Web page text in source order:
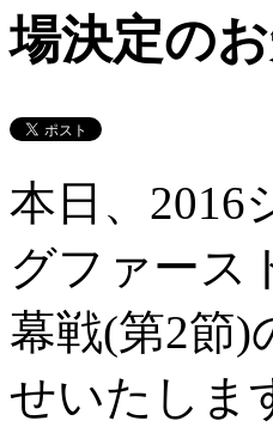
場決定の
本日、2016
グファース
幕戦(第2節)
せいたしま